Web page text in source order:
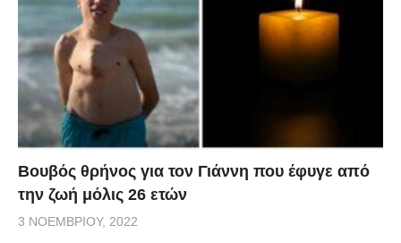
Βουβός θρήνος για τον Γιάννη που έφυγε από
την ζωή μόλις 26 ετών
3 ΝΟΕΜΒΡΊΟΥ, 2022